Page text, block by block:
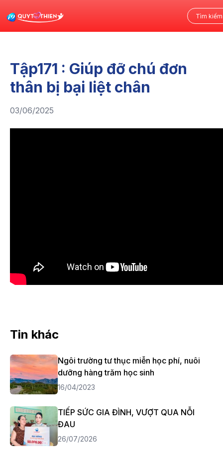
Tập171 : Giúp đỡ chú đơn
thân bị bại liệt chân
03/06/2025
Tin khác
Ngôi trường tư thục miễn học phí, nuôi
dưỡng hàng trăm học sinh
16/04/2023
TIẾP SỨC GIA ĐÌNH, VƯỢT QUA NỖI
ĐAU
26/07/2026